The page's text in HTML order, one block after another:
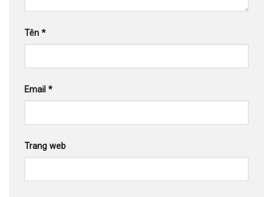
Tên *
Email *
Trang web